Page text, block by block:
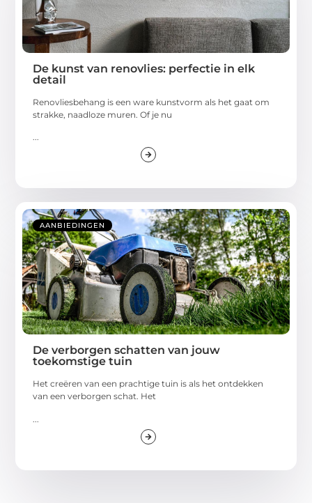
De kunst van renovlies: perfectie in elk
detail
Renovliesbehang is een ware kunstvorm als het gaat om
strakke, naadloze muren. Of je nu
...
AANBIEDINGEN
De verborgen schatten van jouw
toekomstige tuin
Het creëren van een prachtige tuin is als het ontdekken
van een verborgen schat. Het